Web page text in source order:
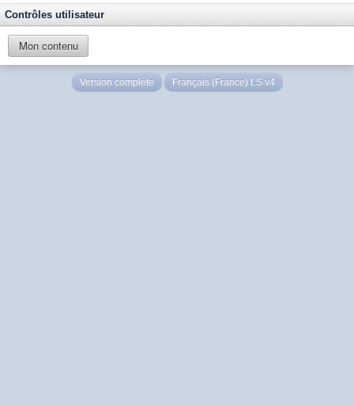
Contrôles utilisateur
Mon contenu
Version complète Français (France) LS v4